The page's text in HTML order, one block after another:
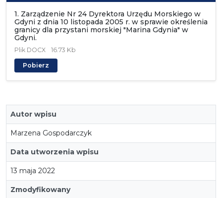
1. Zarządzenie Nr 24 Dyrektora Urzędu Morskiego w
Gdyni z dnia 10 listopada 2005 r. w sprawie określenia
granicy dla przystani morskiej "Marina Gdynia" w
Gdyni.
Plik DOCX 16.73 Kb
Pobierz
Autor wpisu
Marzena Gospodarczyk
Data utworzenia wpisu
13 maja 2022
Zmodyfikowany